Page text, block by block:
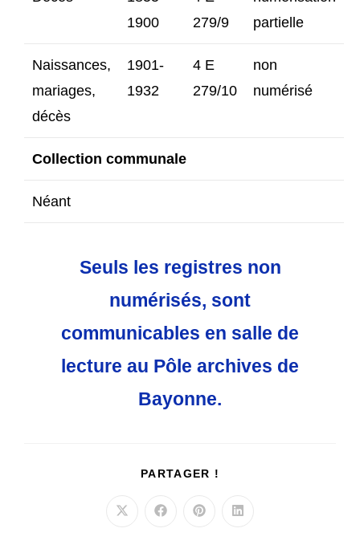
1900
279/9
partielle
Naissances,
mariages,
décès
1901-
1932
4 E
279/10
non
numérisé
Collection communale
Néant
Seuls les registres non
numérisés, sont
communicables en salle de
lecture au Pôle archives de
Bayonne.
PARTAGER !
Ouvrir
Ouvrir
Ouvrir
Ouvrir